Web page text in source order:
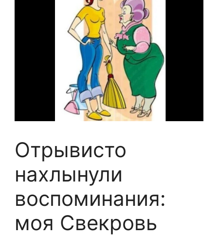
Отрывисто
нахлынули
воспоминания:
моя Свекровь